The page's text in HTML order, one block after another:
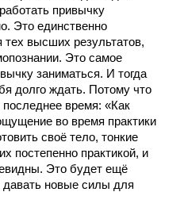
привычку
Это единственно
высших результатов,
Это самое
заниматься. И тогда
долго ждать. Потому что
время: «Как
во время практики
своё тело, тонкие
постепенно практикой, и
Это будет ещё
новые силы для